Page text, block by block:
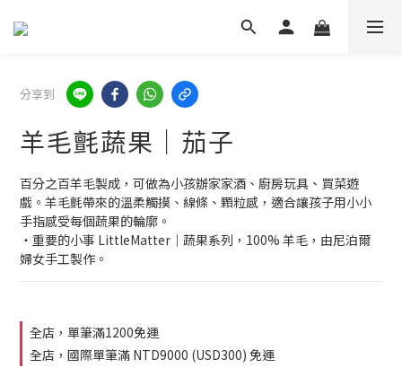
分享到
羊毛氈蔬果｜茄子
百分之百羊毛製成，可做為小孩辦家家酒、廚房玩具、買菜遊
戲。羊毛氈帶來的溫柔觸摸、線條、顆粒感，適合讓孩子用小小
手指感受每個蔬果的輪廓。
・重要的小事 LittleMatter｜蔬果系列，100% 羊毛，由尼泊爾
婦女手工製作。
全店，單筆滿1200免運
全店，國際單筆滿 NTD9000 (USD300) 免運